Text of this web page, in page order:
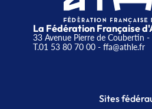
La Fédération Française
33 Avenue Pierre de Coubertin
T.01 53 80 70 00- ffa@athle.fr
Sites